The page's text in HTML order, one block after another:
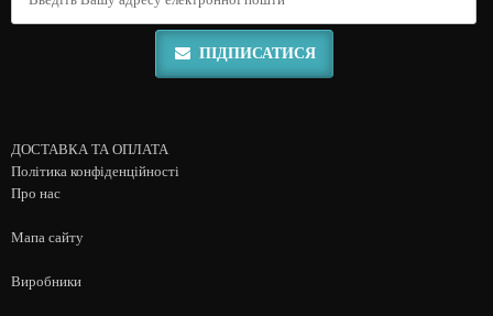
ПІДПИСАТИСЯ
ДОСТАВКА ТА ОПЛАТА
Політика конфіденційності
Про нас
Мапа сайту
Виробники